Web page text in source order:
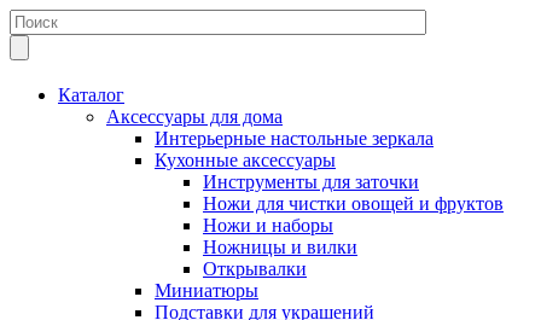
Каталог
Аксессуары для дома
Интерьерные настольные зеркала
Кухонные аксессуары
Инструменты для заточки
Ножи для чистки овощей и фруктов
Ножи и наборы
Ножницы и вилки
Открывалки
Миниатюры
Подставки для украшений